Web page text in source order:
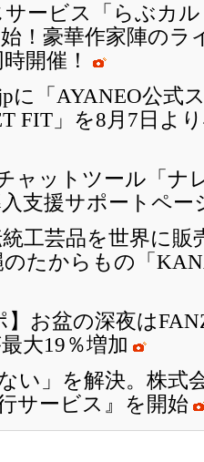
ービス「らぶカ
始！豪華作家陣の
開催！
に「AYANEO公式
FIT」を8月7日よ
ャットツール「ナ
支援サポートペー
統工芸品を世界に販
のたからもの「
】お盆の深夜は
大19％増加
ない」を解決。株式
サービス』を開始